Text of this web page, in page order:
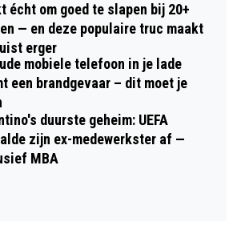
écht om goed te slapen bij 20+
— en deze populaire truc maakt
erger
mobiele telefoon in je lade
een brandgevaar – dit moet je
duurste geheim: UEFA
zijn ex-medewerkster af —
MBA